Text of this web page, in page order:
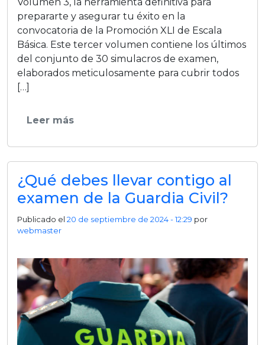
prepararte y asegurar tu éxito en la
convocatoria de la Promoción XLI de Escala
Básica. Este tercer volumen contiene los últimos
del conjunto de 30 simulacros de examen,
elaborados meticulosamente para cubrir todos
[…]
Leer más
¿Qué debes llevar contigo al
examen de la Guardia Civil?
Publicado el 20 de septiembre de 2024 - 12:29 por
webmaster